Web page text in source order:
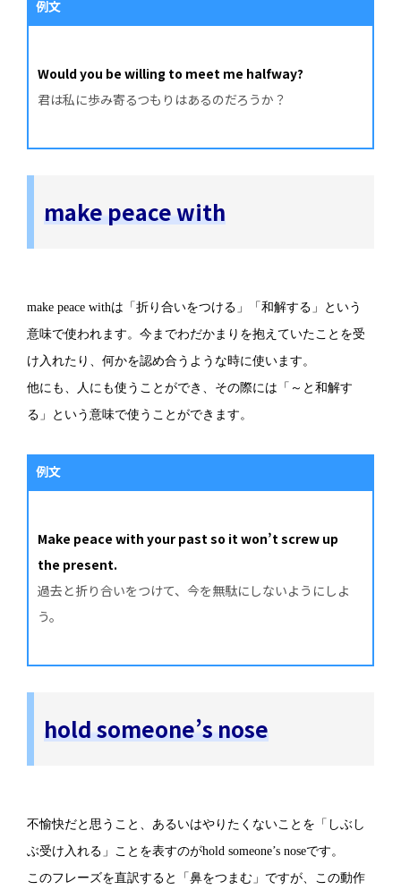
例文
Would you be willing to meet me halfway?
君は私に歩み寄るつもりはあるのだろうか？
make peace with
make peace withは「折り合いをつける」「和解する」という
意味で使われます。今までわだかまりを抱えていたことを受
け入れたり、何かを認め合うような時に使います。
他にも、人にも使うことができ、その際には「～と和解す
る」という意味で使うことができます。
例文
Make peace with your past so it won’t screw up
the present.
過去と折り合いをつけて、今を無駄にしないようにしよ
う。
hold someone’s nose
不愉快だと思うこと、あるいはやりたくないことを「しぶし
ぶ受け入れる」ことを表すのがhold someone’s noseです。
このフレーズを直訳すると「鼻をつまむ」ですが、この動作